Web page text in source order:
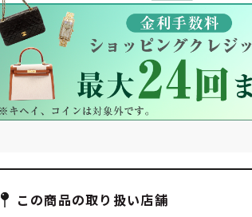
この商品の取り扱い店舗